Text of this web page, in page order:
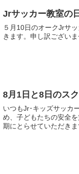
Jrサッカー教室の
５月10日のオークJrサ
きます。申し訳ござい
8月1日と8日のス
いつもJr･キッズサッカ
め、子どもたちの安全
期にとらせていただき